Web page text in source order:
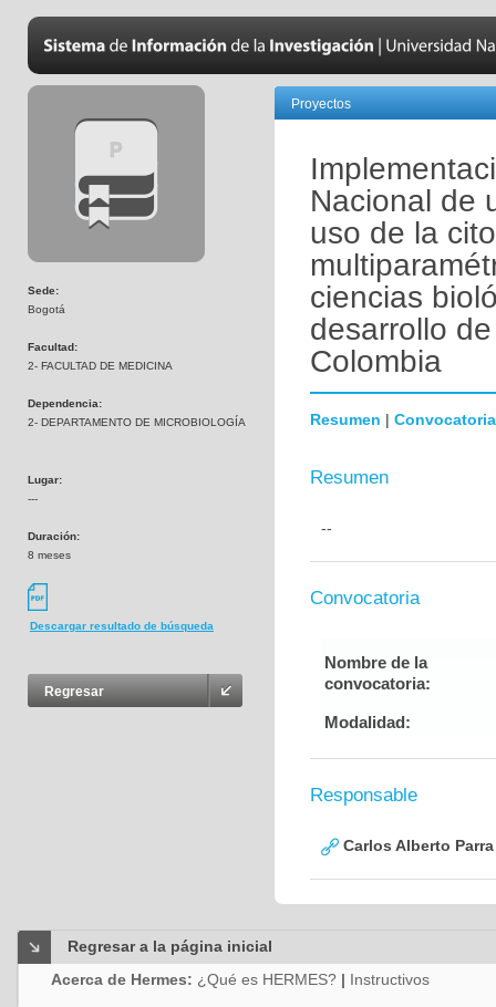
Sede:
Bogotá
Facultad:
2- FACULTAD DE MEDICINA
Dependencia:
2- DEPARTAMENTO DE MICROBIOLOGÍA
Lugar:
---
Duración:
8 meses
Descargar resultado de búsqueda
Regresar
Proyectos
Nacional de
uso de la
ciencias
desarrollo
Colombia
Resumen | Convocatoria
Resumen
--
Convocatoria
Nombre de la
convocatoria:
Modalidad:
Responsable
Carlos Alberto
Regresar a la página inicial
Acerca de Hermes: ¿Qué es HERMES? | Instructivos